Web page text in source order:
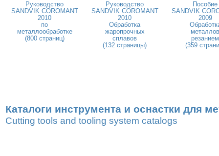
Руководство
SANDVIK COROMANT
2010
по
металлообработке
(800 страниц)
Руководство
SANDVIK COROMANT
2010
Обработка
жаропрочных
сплавов
(132 страницы)
Пособие
SANDVIK
2009
металлов
резанием
(359
Каталоги инструмента и оснастки для
Cutting tools and tooling system catalogs